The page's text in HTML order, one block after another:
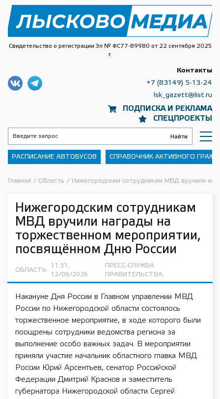
Свидетельство о регистрации Эл № ФС77-89980 от 22 сентября 2025
г.
ПОДПИСКА И РЕКЛАМА
СПЕЦПРОЕКТЫ
Контакты
+7 (83149) 5-13-24
lsk_gazett@list.ru
РАСПИСАНИЕ АВТОБУСОВ СПРАВОЧНИК АКТИВНОГО
Главная / Область / Нижегородским сотрудникам МВД вручили
Нижегородским сотрудникам
МВД вручили награды на
торжественном мероприятии,
посвящённом Дню России
ОБЛАСТЬ
11:31,
12/06/2026
ПРЕСС-СЛУЖБА
ПРАВИТЕЛЬСТВА
Накануне Дня России в Главном управлении МВД
России по Нижегородской области состоялось
торжественное мероприятие, в ходе которого были
поощрены сотрудники ведомства региона за
выполнение особо важных задач. В мероприятии
приняли участие начальник областного главка МВД
России Юрий Арсентьев, сенатор Российской
Федерации Дмитрий Краснов и заместитель
губернатора Нижегородской области Сергей